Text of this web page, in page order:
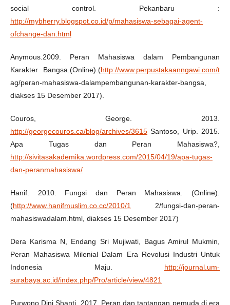
social control. Pekanbaru :
http://mybherry.blogspot.co.id/p/mahasiswa-sebagai-agent-
ofchange-dan.html
Anymous.2009. Peran Mahasiswa dalam Pembangunan
Karakter Bangsa.(Online).(http://www.perpustakaanngawi.com/t
ag/peran-mahasiswa-dalampembangunan-karakter-bangsa,
diakses 15 Desember 2017).
Couros, George. 2013.
http://georgecouros.ca/blog/archives/3615 Santoso, Urip. 2015.
Apa Tugas dan Peran Mahasiswa?,
http://sivitasakademika.wordpress.com/2015/04/19/apa-tugas-
dan-peranmahasiswa/
Hanif. 2010. Fungsi dan Peran Mahasiswa. (Online).
(http://www.hanifmuslim.co.cc/2010/1
2/fungsi-dan-peran-
mahasiswadalam.html, diakses 15 Desember 2017)
Dera Karisma N, Endang Sri Mujiwati, Bagus Amirul Mukmin,
Peran Mahasiswa Milenial Dalam Era Revolusi Industri Untuk
Indonesia Maju. http://journal.um-
surabaya.ac.id/index.php/Pro/article/view/4821
Purwono Dini Shanti, 2017. Peran dan tantangan pemuda di era